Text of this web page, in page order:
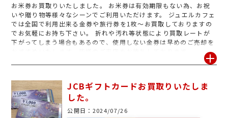
お米券お買取りいたしました。 お米券は有効期限もない為、お祝
いや贈り物等様々なシーンでご利用いただけます。 ジュエルカフェ
では全国で利用出来る金券や旅行券を1枚～お買取しておりますの
でお気軽にお持ち下さい。 折れや汚れ等状態により買取レートが
下がってしまう場合もあるので、使用しない金券は早めのご売却を
JCBギフトカードお買取りいたしま
した。
公開日： 2024/07/26